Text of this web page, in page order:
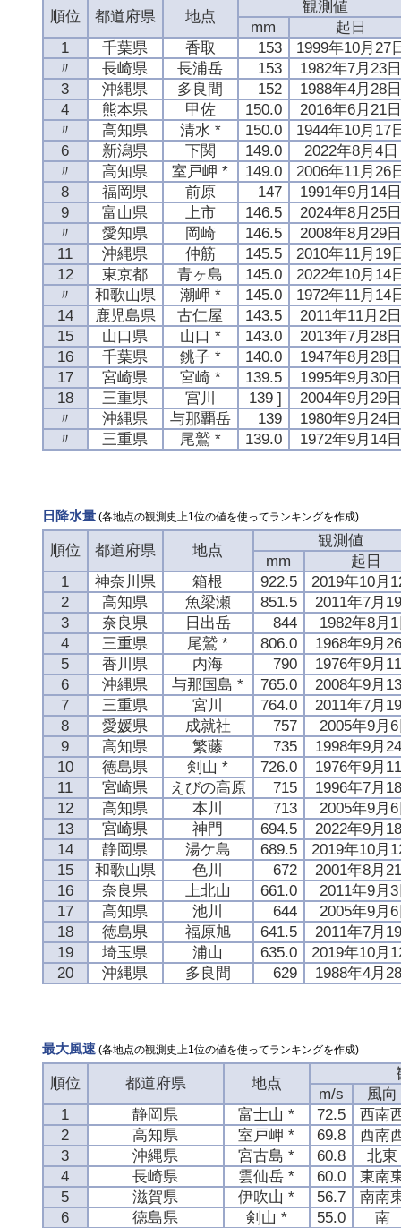
順位 都道府県 地点
観測値
mm
起日
1
千葉県 香取 153
1999年10月27
〃
長崎県 長浦岳 153
1982年7月23
3
沖縄県 多良間 152
1988年4月28
4
熊本県 甲佐 150.0
2016年6月21
〃
高知県 清水 * 150.0
1944年10月17
6
新潟県 下関 149.0
2022年8月4日
〃
高知県 室戸岬 * 149.0
2006年11月26
8
福岡県 前原 147
1991年9月14
9
富山県 上市 146.5
2024年8月25
〃
愛知県 岡崎 146.5
2008年8月29
11
沖縄県 仲筋 145.5
2010年11月19
12
東京都 青ヶ島 145.0
2022年10月14
〃
和歌山県 潮岬 * 145.0
1972年11月14
14
鹿児島県 古仁屋 143.5
2011年11月2
15
山口県 山口 * 143.0
2013年7月28
16
千葉県 銚子 * 140.0
1947年8月28
17
宮崎県 宮崎 * 139.5
1995年9月30
18
三重県 宮川 139 ]
2004年9月29
〃
沖縄県 与那覇岳 139
1980年9月24
〃
三重県 尾鷲 * 139.0 1972年9月14
日降水量(各地点の観測史上1位の値を使ってランキングを作成)
順位 都道府県 地点
観測値
mm
起日
1
神奈川県 箱根 922.5
2019年10月
2
高知県 魚梁瀬 851.5
2011年7月
3
奈良県 日出岳 844
1982年8月
4
三重県 尾鷲 * 806.0
1968年9月
5
香川県 内海 790
1976年9月
6
沖縄県 与那国島 * 765.0
2008年9月
7
三重県 宮川 764.0
2011年7月
8
愛媛県 成就社 757
2005年9月
9
高知県 繁藤 735
1998年9月
10
徳島県 剣山 * 726.0
1976年9月
11
宮崎県 えびの高原 715
1996年7月
12
高知県 本川 713
2005年9月
13
宮崎県 神門 694.5
2022年9月
14
静岡県 湯ケ島 689.5
2019年10月
15
和歌山県 色川 672
2001年8月
16
奈良県 上北山 661.0
2011年9月
17
高知県 池川 644
2005年9月
18
徳島県 福原旭 641.5
2011年7月
19
埼玉県 浦山 635.0
2019年10月
20
沖縄県 多良間 629 1988年4月
最大風速(各地点の観測史上1位の値を使ってランキングを作成)
順位 都道府県 地点
m/s
風向
1
静岡県 富士山 * 72.5
西南
2
高知県 室戸岬 * 69.8
西南
3
沖縄県 宮古島 * 60.8
北東
4
長崎県 雲仙岳 * 60.0
東南
5
滋賀県 伊吹山 * 56.7
南南
6
徳島県 剣山 * 55.0
南